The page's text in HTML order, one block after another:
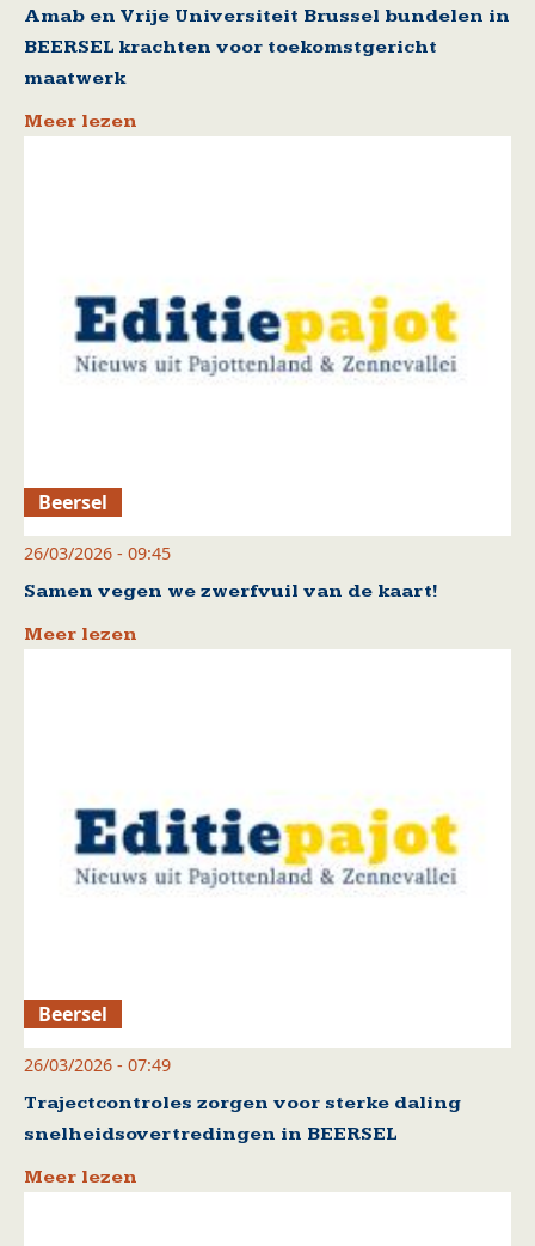
Amab en Vrije Universiteit Brussel bundelen in
BEERSEL krachten voor toekomstgericht
maatwerk
Meer lezen
Beersel
26/03/2026 - 09:45
Samen vegen we zwerfvuil van de kaart!
Meer lezen
Beersel
26/03/2026 - 07:49
Trajectcontroles zorgen voor sterke daling
snelheidsovertredingen in BEERSEL
Meer lezen